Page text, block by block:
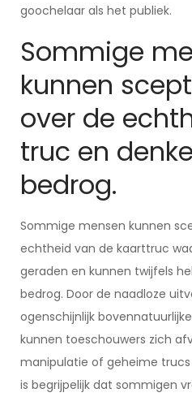
goochelaar als het publiek.
Sommige
kunnen
over de
truc en
bedrog.
Sommige mensen kunnen
echtheid van de kaarttruc
geraden en kunnen twijfels
bedrog. Door de naadloze
ogenschijnlijk
kunnen toeschouwers zich
manipulatie of geheime
is begrijpelijk dat sommigen